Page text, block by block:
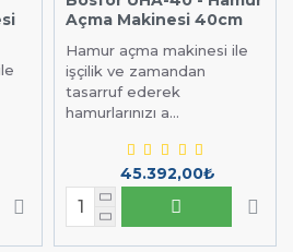
Açma Makinesi 40cm
Hamur açma makinesi ile
işçilik ve zamandan
tasarruf ederek
hamurlarınızı a...
45.392,00₺